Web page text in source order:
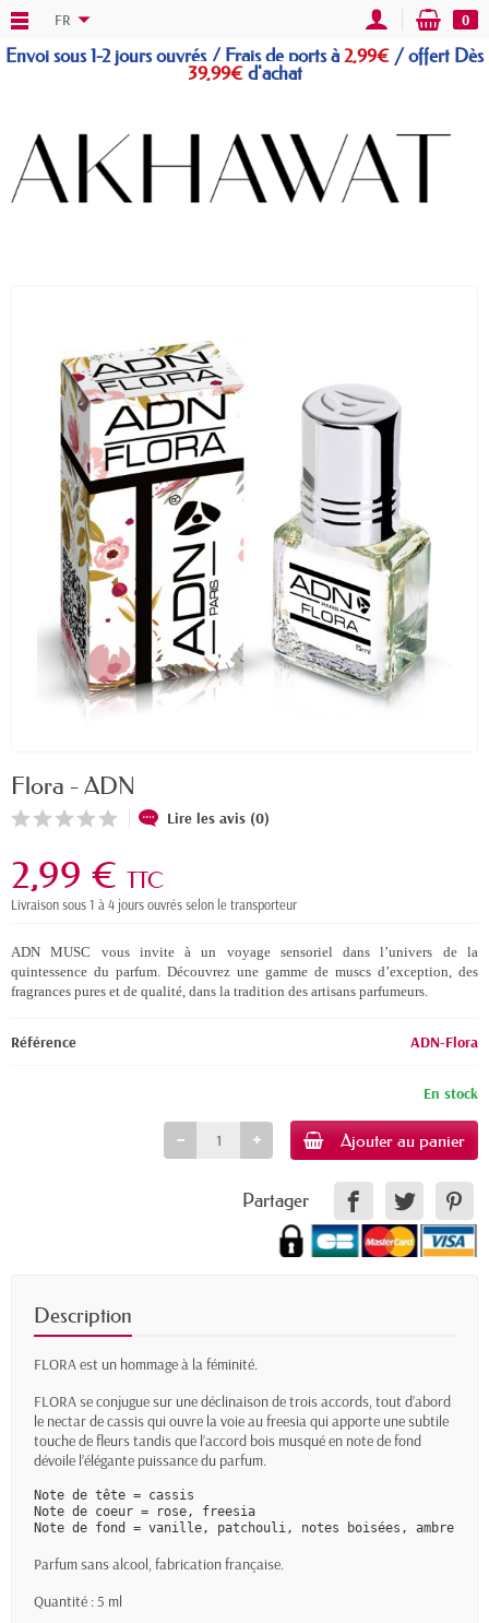
Envoi sous 1-2 jours ouvrés / Frais de ports à 2,99€ /offert Dès
39,99€d'achat
FR 0
Flora - ADN
Lire les avis (0)
2,99 € TTC
Livraison sous 1 à 4 jours ouvrés selon le transporteur
ADN MUSC vous invite à un voyage sensoriel dans l’univers de la
quintessence du parfum. Découvrez une gamme de muscs d’exception, des
fragrances pures et de qualité, dans la tradition des artisans parfumeurs.
Référence ADN-Flora
En stock
Ajouter au panier
Partager
Description
FLORA est un hommage à la féminité.
FLORA se conjugue sur une déclinaison de trois accords, tout d’abord
le nectar de cassis qui ouvre la voie au freesia qui apporte une subtile
touche de fleurs tandis que l’accord bois musqué en note de fond
dévoile l’élégante puissance du parfum.
Note de tête = cassis
Note de coeur = rose, freesia
Note de fond = vanille, patchouli, notes boisées, ambre
Parfum sans alcool, fabrication française.
Quantité : 5 ml